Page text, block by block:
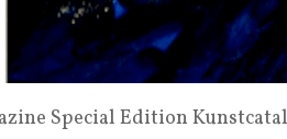
Special Edition